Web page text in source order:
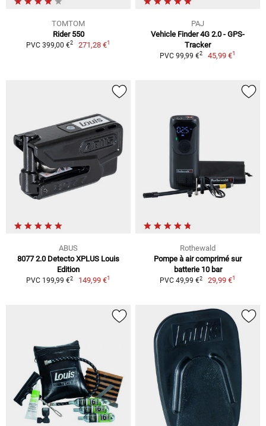
TOMTOM
Rider 550
PVC 399,00 €2 271,28 €1
PAJ
Vehicle Finder 4G 2.0 - GPS-
Tracker
PVC 99,99 €2 45,99 €1
ABUS
8077 2.0 Detecto XPLUS Louis
Edition
PVC 199,99 €2 149,99 €1
Rothewald
Pompe à air comprimé sur
batterie 10 bar
PVC 49,99 €2 29,99 €1